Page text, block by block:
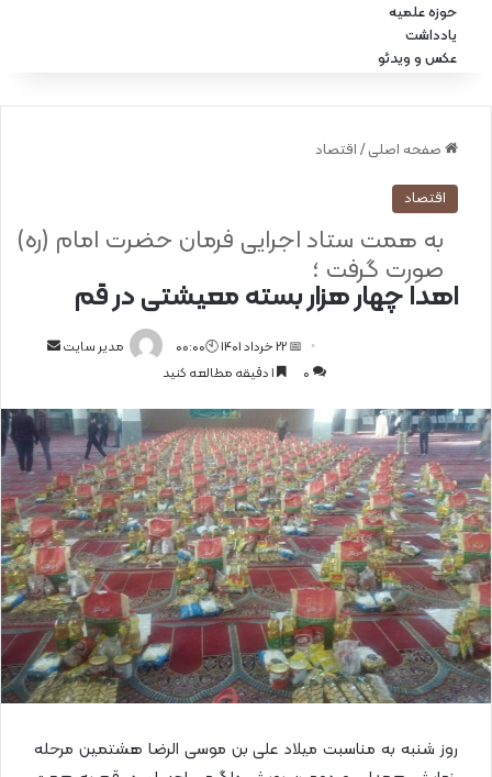
حوزه علمیه
یادداشت
عکس و ویدئو
صفحه اصلی / اقتصاد
اقتصاد
اهدا چهار هزار بسته معیشتی در قم
به همت ستاد اجرایی فرمان حضرت امام (ره)
صورت گرفت ؛
مدیر سایت
ا
ل
ا
ی
م
ی
ل
📅 22 خرداد 1401 🕙00:00
0
روز شنبه به مناسبت میلاد علی بن موسی الرضا هشتمین مرحله